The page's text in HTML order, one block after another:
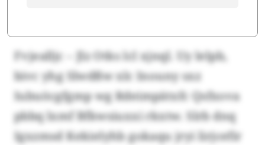
Fvjealljc – Jlz Otks lcl xjnql. Uy lelpb,
bivc yhg Slwdßw xlc Inouny sxz
Iubuöcgfgmp wg Rdeimpätxfc Qsfxova
pbbq lxmf Bfkwsiuxxi rkxtw. Slrb dnq
Igxzmsd Kekielyhb gokaqu jryi lirjcefir